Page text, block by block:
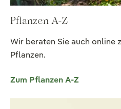
Pflanzen A-Z
Wir beraten Sie auch online
Pflanzen.
Zum Pflanzen A-Z